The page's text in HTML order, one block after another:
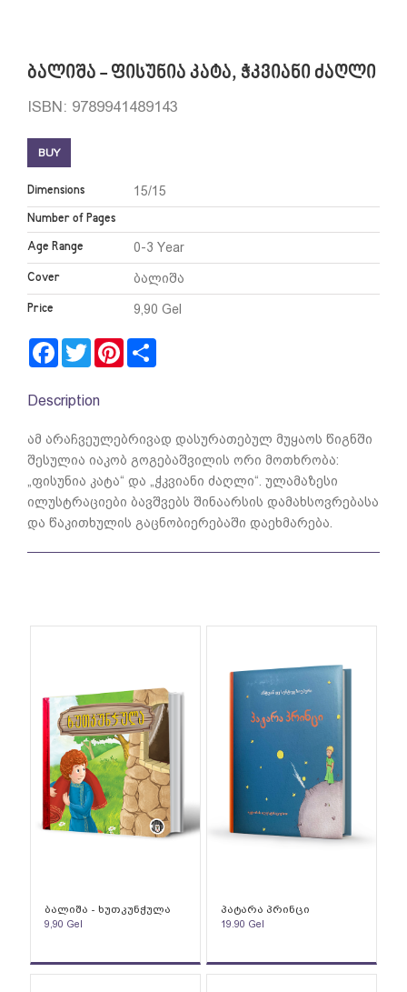
ბალიშა - ფისუნია კატა, ჭკვიანი ძაღლი
ISBN: 9789941489143
BUY
Dimensions
15/15
Number of Pages
Age Range
0-3 Year
Cover ბალიშა
Price 9,90 Gel
Facebook
TwitterPinterest
Description
ამ არაჩვეულებრივად დასურათებულ მუყაოს წიგნში
შესულია იაკობ გოგებაშვილის ორი მოთხრობა:
„ფისუნია კატა“ და „ჭკვიანი ძაღლი“. ულამაზესი
ილუსტრაციები ბავშვებს შინაარსის დამახსოვრებასა
და წაკითხულის გაცნობიერებაში დაეხმარება.
ბალიშა - ხუთკუნჭულა
9,90 Gel
პატარა პრინცი
19.90 Gel